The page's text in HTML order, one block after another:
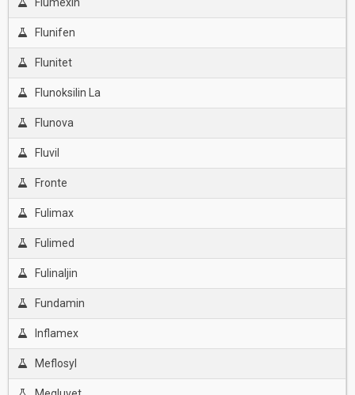
Flunifen
Flunitet
Flunoksilin La
Flunova
Fluvil
Fronte
Fulimax
Fulimed
Fulinaljin
Fundamin
Inflamex
Meflosyl